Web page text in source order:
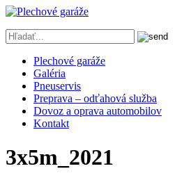
Plechové garáže
Galéria
Pneuservis
Preprava – odťahová služba
Dovoz a oprava automobilov
Kontakt
3x5m_2021